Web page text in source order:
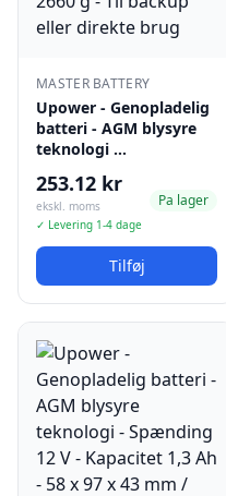
MASTER BATTERY
Upower - Genopladelig
batteri - AGM blysyre
teknologi …
253.12 kr
ekskl. moms
✓ Levering 1-4 dage
Pa lager
Tilføj